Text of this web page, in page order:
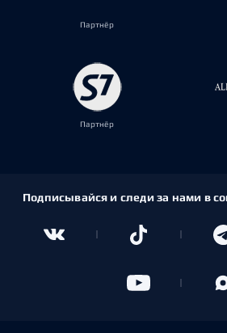
Партнёр
Партнёр
Подписывайся и следи за нами в